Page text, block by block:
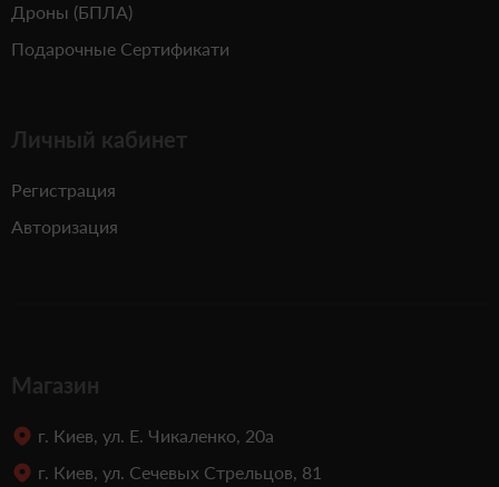
Дроны (БПЛА)
Подарочные Сертификати
Личный кабинет
Регистрация
Авторизация
Магазин
г. Киев, ул. Е. Чикаленко, 20а
г. Киев, ул. Сечевых Стрельцов, 81